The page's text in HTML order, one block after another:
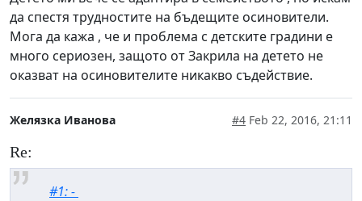
да спестя трудностите на бъдещите осиновители.
Мога да кажа , че и проблема с детските градини е
много сериозен, защото от Закрила на детето не
оказват на осиновителите никакво съдействие.
Желязка Иванова #4 Feb 22, 2016, 21:11
Re:
#1: -